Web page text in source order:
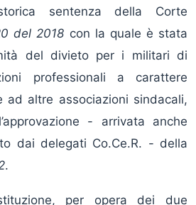
sentenza della Corte
del 2018 con la quale è stata
del divieto per i militari di
professionali a carattere
ad altre associazioni sindacali,
- arrivata anche
dai delegati Co.Ce.R. - della
.
per opera dei due